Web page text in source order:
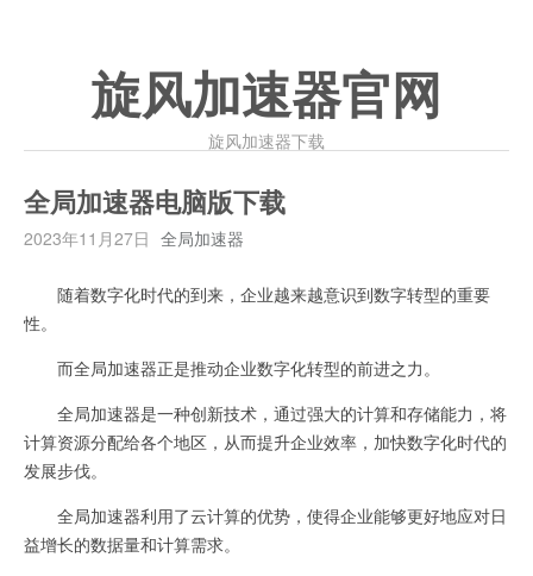
旋风加速器官网
旋风加速器下载
全局加速器电脑版下载
2023年11月27日 全局加速器
随着数字化时代的到来，企业越来越意识到数字转型的重要
性。
而全局加速器正是推动企业数字化转型的前进之力。
全局加速器是一种创新技术，通过强大的计算和存储能力，将
计算资源分配给各个地区，从而提升企业效率，加快数字化时代的
发展步伐。
全局加速器利用了云计算的优势，使得企业能够更好地应对日
益增长的数据量和计算需求。